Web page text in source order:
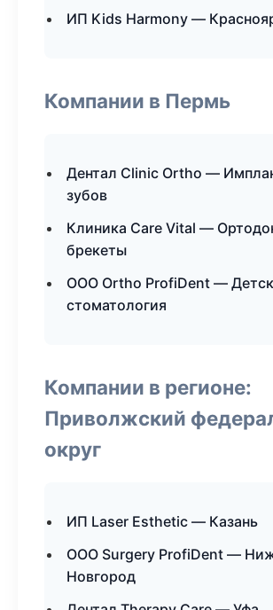
ИП Kids Harmony —
Компании в Пермь
Дентал Clinic Ortho —
зубов
Клиника Care Vital —
брекеты
ООО Ortho ProfiDent —
стоматология
Компании в регионе:
Приволжский
округ
ИП Laser Esthetic — Казань
ООО Surgery ProfiDent —
Новгород